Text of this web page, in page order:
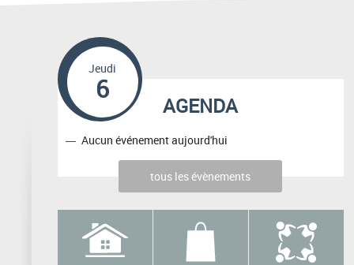
AGENDA
Jeudi
6
Aucun événement aujourd'hui
tous les évènements